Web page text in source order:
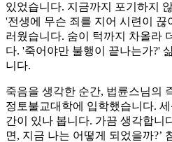
있었습니다. 지금까지 포기하지
'전생에 무슨 죄를 지어 시련이 끊
러웠습니다. 숨이 턱까지 차올라
다. '죽어야만 불행이 끝나는가?'
니다.
죽음을 생각한 순간, 법륜스님의
정토불교대학에 입학했습니다.
간이 있나 봅니다. 가끔 생각합니
면, 지금 나는 어떻게 되었을까?’